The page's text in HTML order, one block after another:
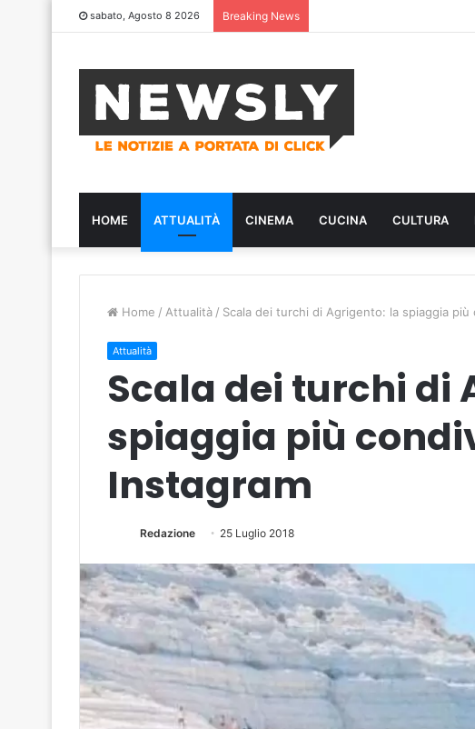
sabato, Agosto 8 2026 Breaking News
HOME ATTUALITÀ CINEMA CUCINA CULTURA
Home / Attualità / Scala dei turchi di Agrigento: la spiaggia più
Attualità
Scala dei turchi di
spiaggia più
Instagram
Redazione 25 Luglio 2018